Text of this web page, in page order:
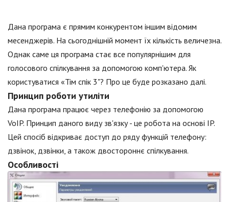
Дана програма є прямим конкурентом іншим відомим
месенджерів. На сьогоднішній момент їх кількість величезна.
Однак саме ця програма стає все популярнішим для
голосового спілкування за допомогою комп'ютера. Як
користуватися «Тім спік 3"? Про це буде розказано далі.
Принцип роботи утиліти
Дана програма працює через телефонію за допомогою
VoIP. Принцип даного виду зв'язку - це робота на основі IP.
Цей спосіб відкриває доступ до ряду функцій телефону:
дзвінок, дзвінки, а також двостороннє спілкування.
Особливості